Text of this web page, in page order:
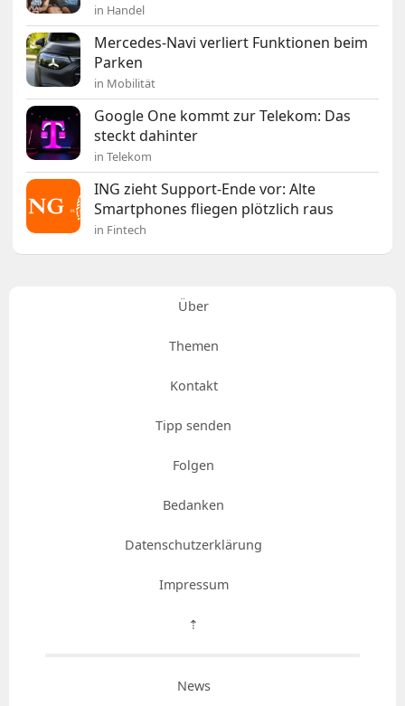
in Handel
Mercedes-Navi verliert Funktionen beim
Parken
in Mobilität
Google One kommt zur Telekom: Das
steckt dahinter
in Telekom
ING zieht Support-Ende vor: Alte
Smartphones fliegen plötzlich raus
in Fintech
Über
Themen
Kontakt
Tipp senden
Folgen
Bedanken
Datenschutzerklärung
Impressum
⇡
News